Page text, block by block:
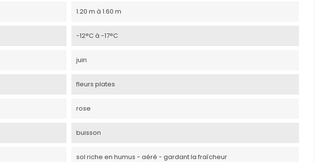
1.20 m à 1.60 m
-12°C à -17°C
juin
fleurs plates
rose
buisson
sol riche en humus - aéré - gardant la fraîcheur